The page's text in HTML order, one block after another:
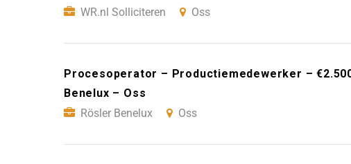
WR.nl Solliciteren
Oss
Procesoperator – Productiemedewerker –
Benelux – Oss
Rösler Benelux
Oss